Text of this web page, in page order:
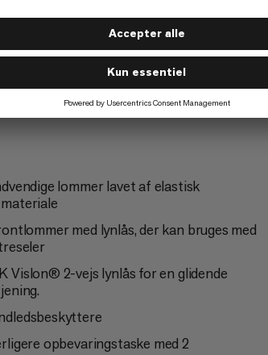
lommer lavet af elastisk
med lynlås, der kan bruges med
Vislon® 2-vejs lynlås for en glidende
opbevaringstaske med 2